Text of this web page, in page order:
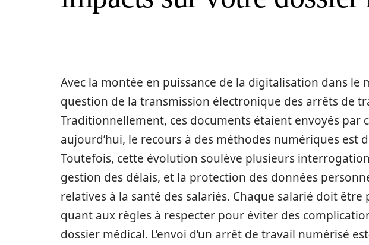
Avec la montée en puissance de la digitalisation dans le
question de la transmission électronique des arrêts de
Traditionnellement, ces documents étaient envoyés par
aujourd’hui, le recours à des méthodes numériques est
Toutefois, cette évolution soulève plusieurs
gestion des délais, et la protection des données
relatives à la santé des salariés. Chaque salarié doit
quant aux règles à respecter pour éviter des
dossier médical. L’envoi d’un arrêt de travail numérisé